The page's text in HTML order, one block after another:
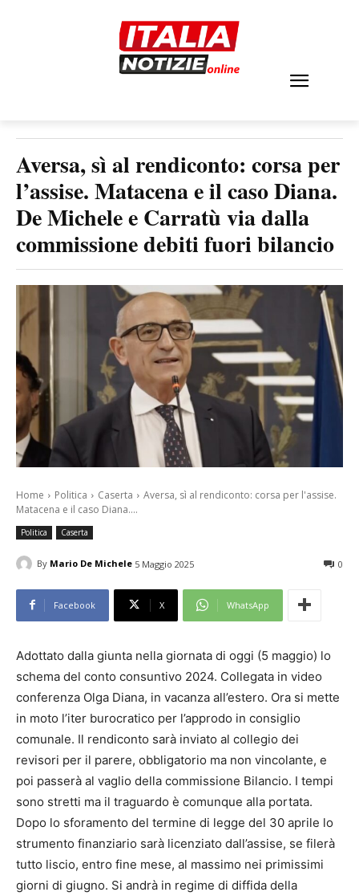
Aversa, sì al rendiconto: corsa per
l’assise. Matacena e il caso Diana.
De Michele e Carratù via dalla
commissione debiti fuori bilancio
Home Politica Caserta
Aversa, sì al rendiconto: corsa per l'assise.
Matacena e il caso Diana....
Politica Caserta
By Mario De Michele 5 Maggio 2025 0
Facebook X WhatsApp
Adottato dalla giunta nella giornata di oggi (5 maggio) lo
schema del conto consuntivo 2024. Collegata in video
conferenza Olga Diana, in vacanza all’estero. Ora si mette
in moto l’iter burocratico per l’approdo in consiglio
comunale. Il rendiconto sarà inviato al collegio dei
revisori per il parere, obbligatorio ma non vincolante, e
poi passerà al vaglio della commissione Bilancio. I tempi
sono stretti ma il traguardo è comunque alla portata.
Dopo lo sforamento del termine di legge del 30 aprile lo
strumento finanziario sarà licenziato dall’assise, se filerà
tutto liscio, entro fine mese, al massimo nei primissimi
giorni di giugno. Si andrà in regime di diffida della